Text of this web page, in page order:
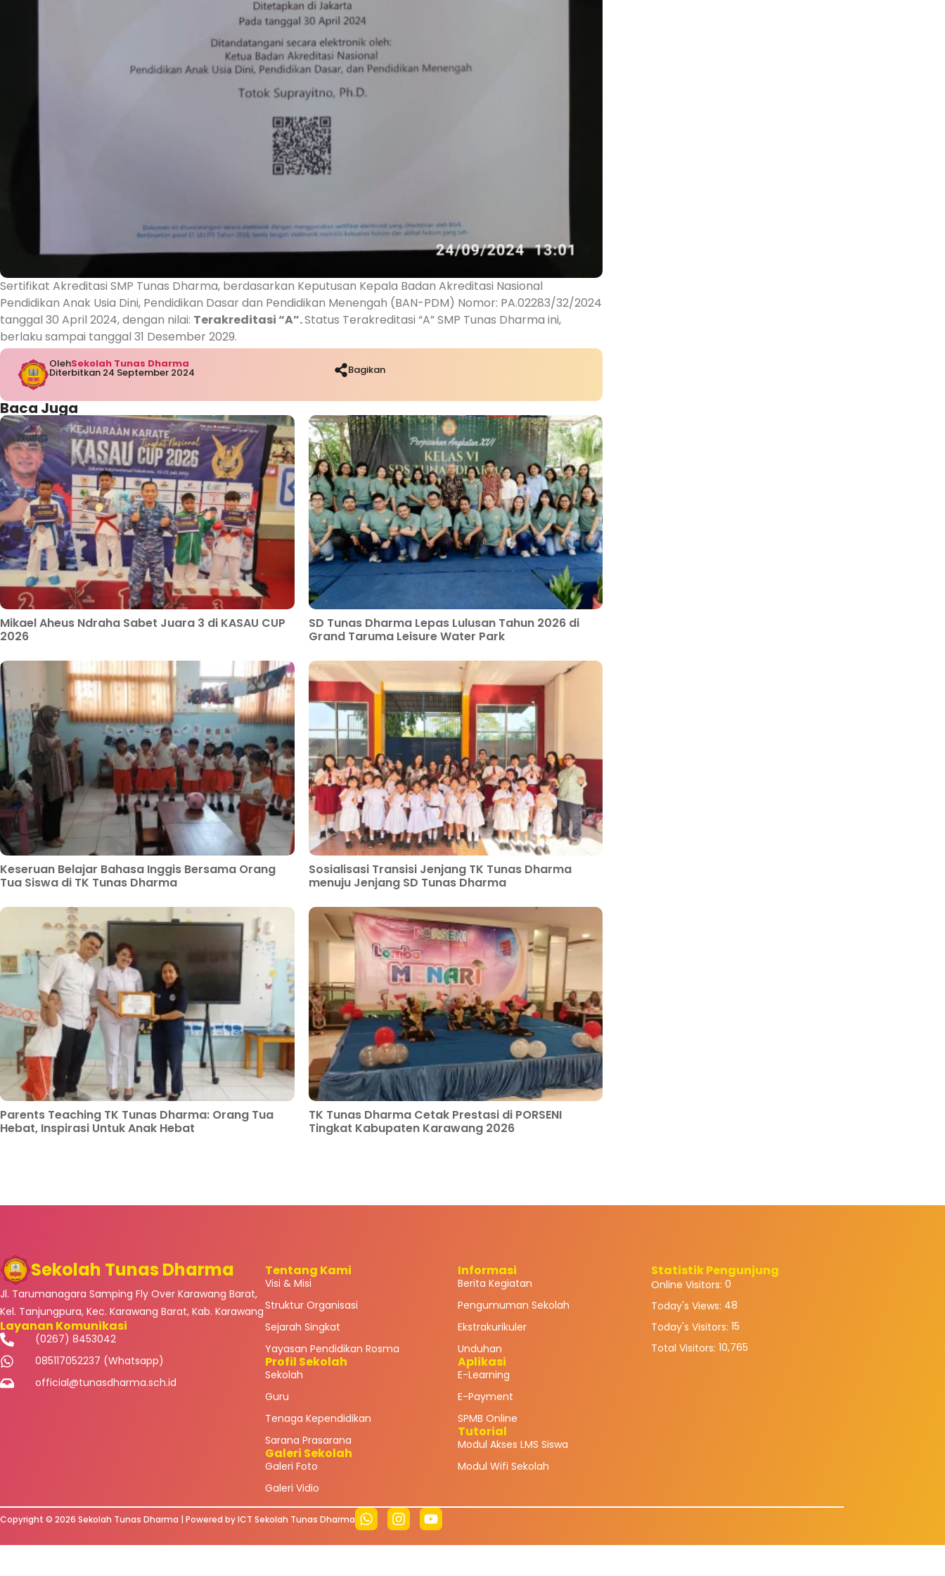
Sertifikat Akreditasi SMP Tunas Dharma, berdasarkan Keputusan Kepala Badan Akreditasi Nasional
Pendidikan Anak Usia Dini, Pendidikan Dasar dan Pendidikan Menengah (BAN-PDM) Nomor: PA.02283/32/2024
tanggal 30 April 2024, dengan nilai: Terakreditasi “A”.Status Terakreditasi “A” SMP Tunas Dharma ini,
berlaku sampai tanggal 31 Desember 2029.
OlehSekolah Tunas Dharma
Diterbitkan 24 September 2024 Bagikan
Baca Juga
Mikael Aheus Ndraha Sabet Juara 3 di KASAU CUP
2026
SD Tunas Dharma Lepas Lulusan Tahun 2026 di
Grand Taruma Leisure Water Park
Keseruan Belajar Bahasa Inggis Bersama Orang
Tua Siswa di TK Tunas Dharma
Sosialisasi Transisi Jenjang TK Tunas Dharma
menuju Jenjang SD Tunas Dharma
Parents Teaching TK Tunas Dharma: Orang Tua
Hebat, Inspirasi Untuk Anak Hebat
TK Tunas Dharma Cetak Prestasi di PORSENI
Tingkat Kabupaten Karawang 2026
Sekolah Tunas Dharma
Jl. Tarumanagara Samping Fly Over Karawang Barat,
Kel. Tanjungpura, Kec. Karawang Barat, Kab. Karawang
Layanan Komunikasi
(0267) 8453042
085117052237 (Whatsapp)
official@tunasdharma.sch.id
Tentang Kami
Visi & Misi
Struktur Organisasi
Sejarah Singkat
Yayasan Pendidikan Rosma
Profil Sekolah
Sekolah
Guru
Tenaga Kependidikan
Sarana Prasarana
Galeri Sekolah
Galeri Foto
Galeri Vidio
Informasi
Berita Kegiatan
Pengumuman Sekolah
Ekstrakurikuler
Unduhan
Aplikasi
E-Learning
E-Payment
SPMB Online
Tutorial
Modul Akses LMS Siswa
Modul Wifi Sekolah
Statistik Pengunjung
Online Visitors: 0
Today's Views: 48
Today's Visitors: 15
Total Visitors: 10,765
Copyright © 2026 Sekolah Tunas Dharma | Powered by ICT Sekolah Tunas Dharma